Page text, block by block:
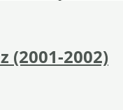
(2001-2002)